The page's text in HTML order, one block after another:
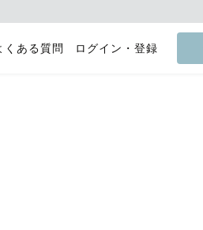
くある質問 ログイン・登録